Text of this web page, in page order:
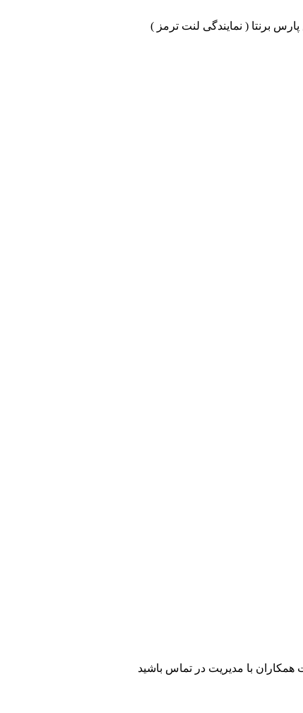
برنتا ( نمایندگی لنت ترمز )
با مدیریت در تماس باشید